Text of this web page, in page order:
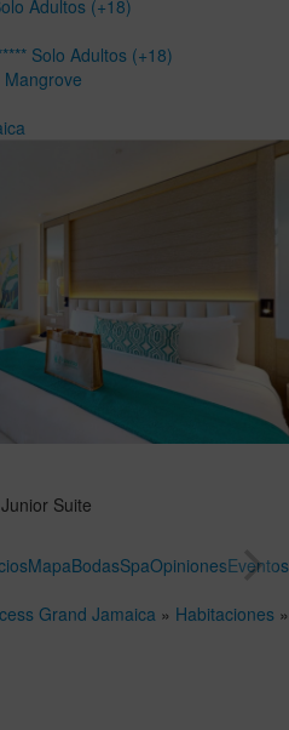
Adultos (+18)
Solo Adultos (+18)
Suite
MapaBodasSpaOpinionesEventos
Grand Jamaica » Habitaciones »